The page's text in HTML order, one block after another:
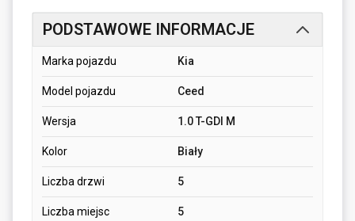
PODSTAWOWE INFORMACJE
Marka pojazdu Kia
Model pojazdu Ceed
Wersja 1.0 T-GDI M
Kolor Biały
Liczba drzwi 5
Liczba miejsc 5